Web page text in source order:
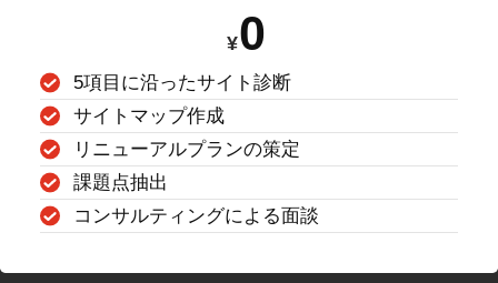
¥0
5項目に沿ったサイト診断
サイトマップ作成
リニューアルプランの策定
課題点抽出
コンサルティングによる面談